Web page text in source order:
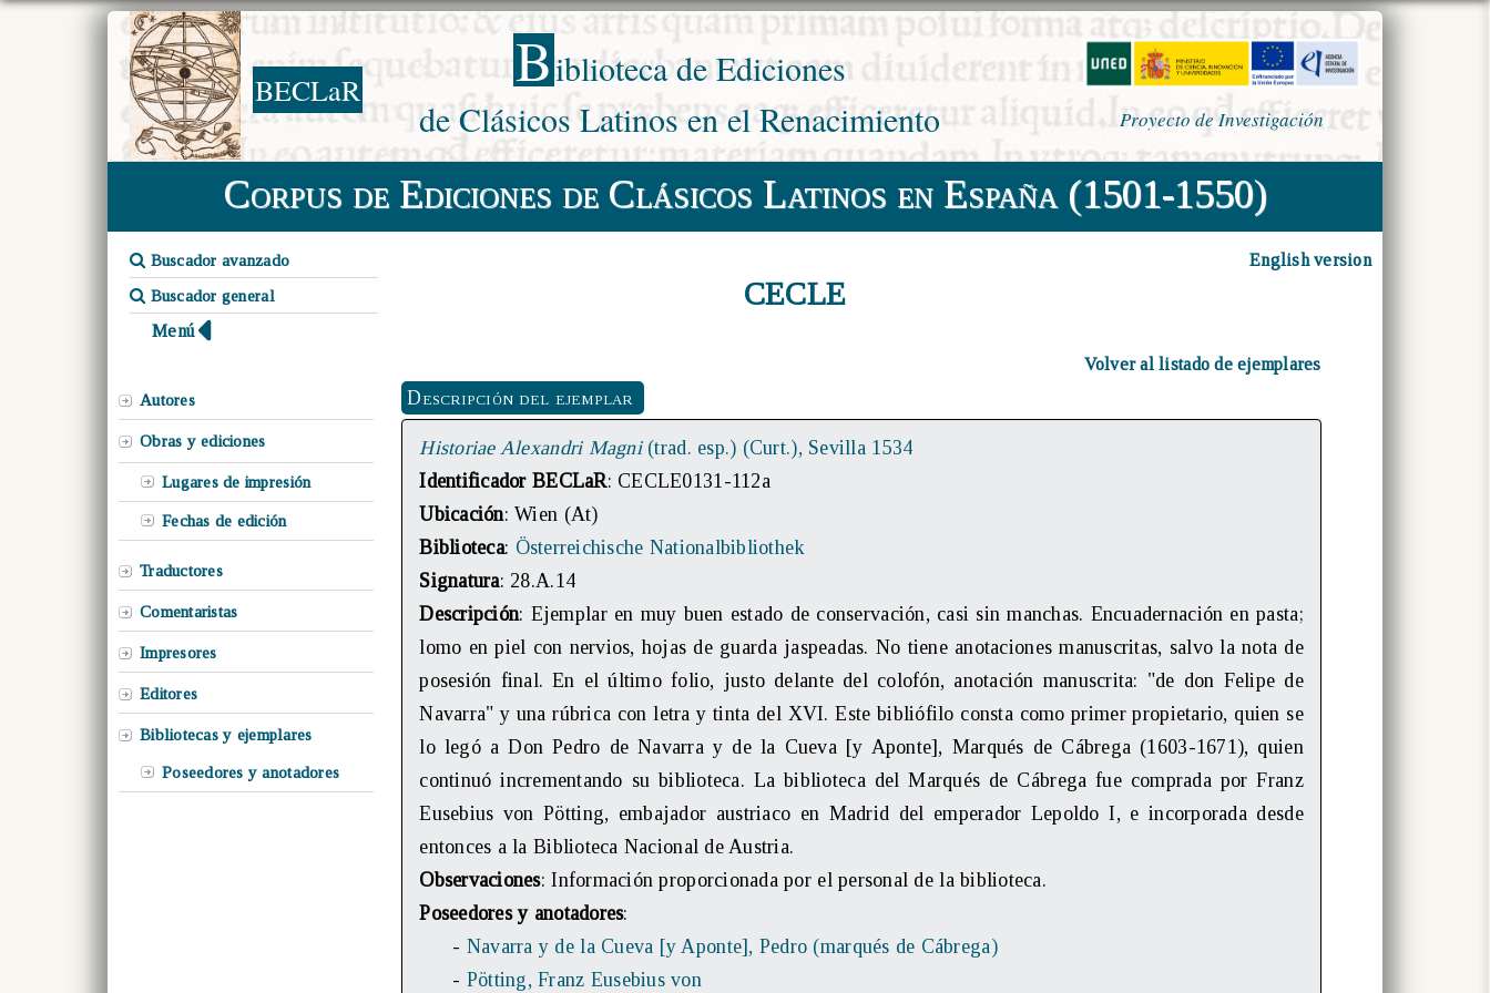
BECLaR Biblioteca de Ediciones
de Clásicos Latinos en el Renacimiento
Proyecto de Investigación
Corpus de Ediciones de Clásicos Latinos en España (1501-1550)
Buscador avanzado
Buscador general
Menú
CECLE
English version
Autores
Obras y ediciones
Lugares de impresión
Fechas de edición
Traductores
Comentaristas
Impresores
Editores
Bibliotecas y ejemplares
Poseedores y anotadores
Volver al listado de ejemplares
Descripción del ejemplar
Historiae Alexandri Magni(trad. esp.) (Curt.), Sevilla 1534
Identificador BECLaR: CECLE0131-112a
Ubicación: Wien (At)
Biblioteca: Österreichische Nationalbibliothek
Signatura: 28.A.14
Descripción: Ejemplar en muy buen estado de conservación, casi sin manchas. Encuadernación en pasta;
lomo en piel con nervios, hojas de guarda jaspeadas. No tiene anotaciones manuscritas, salvo la nota de
posesión final. En el último folio, justo delante del colofón, anotación manuscrita: "de don Felipe de
Navarra" y una rúbrica con letra y tinta del XVI. Este bibliófilo consta como primer propietario, quien se
lo legó a Don Pedro de Navarra y de la Cueva [y Aponte], Marqués de Cábrega (1603-1671), quien
continuó incrementando su biblioteca. La biblioteca del Marqués de Cábrega fue comprada por Franz
Eusebius von Pötting, embajador austriaco en Madrid del emperador Lepoldo I, e incorporada desde
entonces a la Biblioteca Nacional de Austria.
Observaciones: Información proporcionada por el personal de la biblioteca.
Poseedores y anotadores:
- Navarra y de la Cueva [y Aponte], Pedro (marqués de Cábrega)
- Pötting, Franz Eusebius von